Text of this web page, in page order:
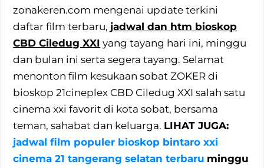
zonakeren.com mengenai update terkini
daftar film terbaru, jadwal dan htm bioskop
CBD Ciledug XXI yang tayang hari ini, minggu
dan bulan ini serta segera tayang. Selamat
menonton film kesukaan sobat ZOKER di
bioskop 21cineplex CBD Ciledug XXI salah satu
cinema xxi favorit di kota sobat, bersama
teman, sahabat dan keluarga. LIHAT JUGA:
jadwal film populer bioskop bintaro xxi
cinema 21 tangerang selatan terbaru minggu